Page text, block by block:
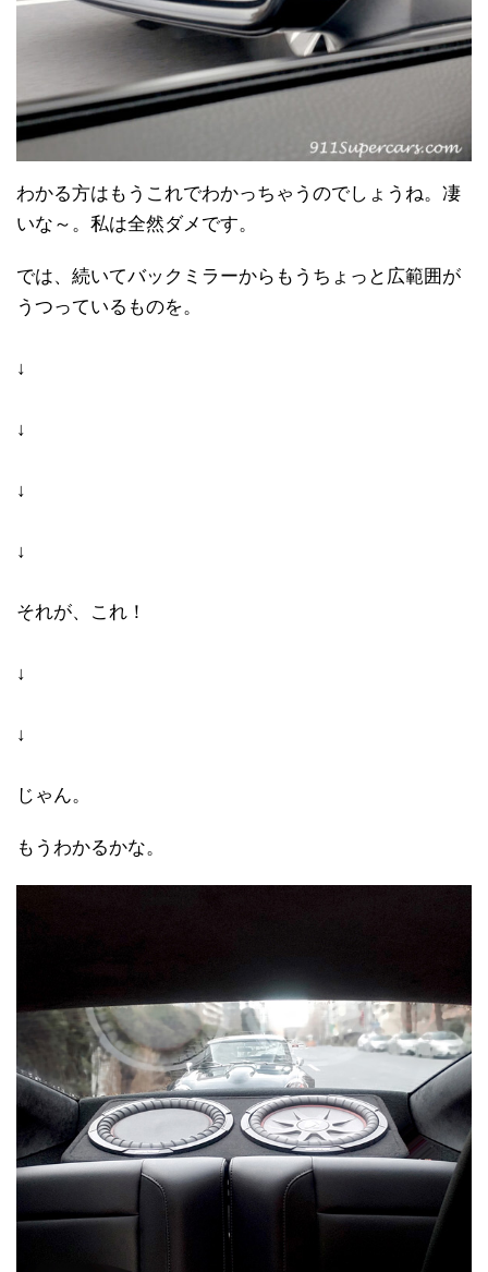
わかる方はもうこれでわかっちゃうのでしょうね。凄
いな～。私は全然ダメです。
では、続いてバックミラーからもうちょっと広範囲が
うつっているものを。
↓
↓
↓
↓
それが、これ！
↓
↓
じゃん。
もうわかるかな。